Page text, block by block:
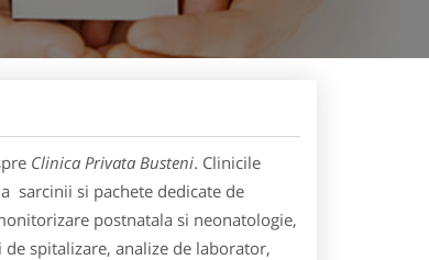
Clinica Privata Busteni. Clinicile
sarcinii si pachete dedicate de
postnatala si neonatologie,
spitalizare, analize de laborator,